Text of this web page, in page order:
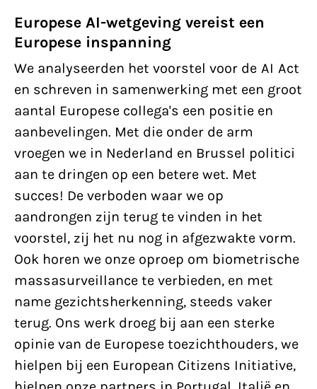
Europese AI-wetgeving vereist een
Europese inspanning
We analyseerden het voorstel voor de AI Act
en schreven in samenwerking met een groot
aantal Europese collega's een positie en
aanbevelingen. Met die onder de arm
vroegen we in Nederland en Brussel politici
aan te dringen op een betere wet. Met
succes! De verboden waar we op
aandrongen zijn terug te vinden in het
voorstel, zij het nu nog in afgezwakte vorm.
Ook horen we onze oproep om biometrische
massasurveillance te verbieden, en met
name gezichtsherkenning, steeds vaker
terug. Ons werk droeg bij aan een sterke
opinie van de Europese toezichthouders, we
hielpen bij een European Citizens Initiative,